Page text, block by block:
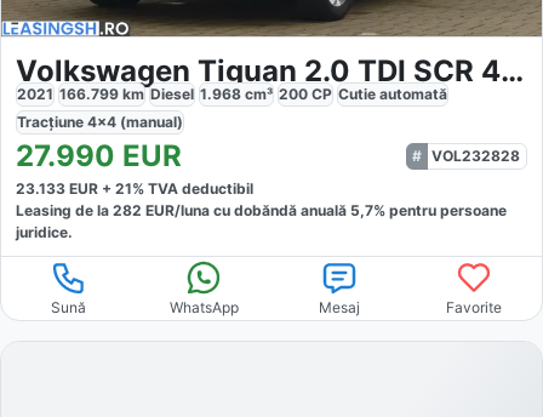
Volkswagen Tiguan 2.0 TDI SCR 4MOTION DSG Elegance
2021 166.799 km Diesel 1.968 cm³ 200 CP Cutie automată
Tracțiune 4x4 (manual)
27.990 EUR
VOL232828
23.133 EUR + 21% TVA deductibil
Leasing de la 282 EUR/luna cu dobăndă anuală 5,7% pentru persoane
juridice.
Sună WhatsApp Mesaj Favorite